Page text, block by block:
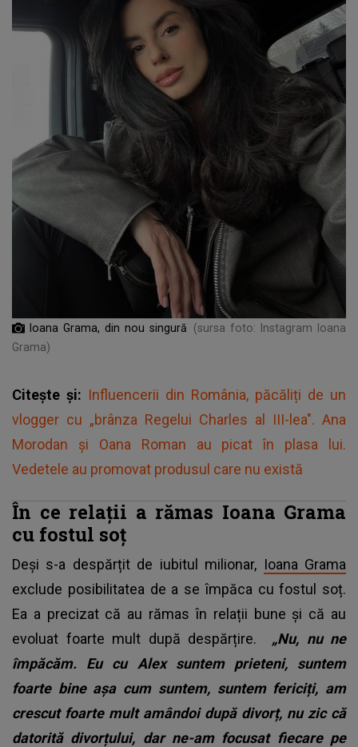
Ioana Grama, din nou singură
(sursa foto: Instagram Ioana
Grama)
Citește și: Influencerii din România, păcăliți de un
vlogger cu „brânza Regelui Charles al III-lea". Ana
Morodan și Oana Roman au picat în plasa lui.
Vedetele au promovat produsul care nu există
În ce relații a rămas Ioana Grama
cu fostul soț
Deși s-a despărțit de iubitul milionar, Ioana Grama
exclude posibilitatea de a se împăca cu fostul soț.
Ea a precizat că au rămas în relații bune și că au
evoluat foarte mult după despărțire. „Nu, nu ne
împăcăm. Eu cu Alex suntem prieteni, suntem
foarte bine așa cum suntem, suntem fericiți, am
crescut foarte mult amândoi după divorț, nu zic că
datorită divorțului, dar ne-am focusat fiecare pe